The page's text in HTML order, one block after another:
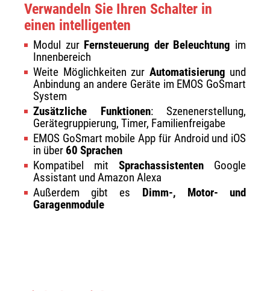
Verwandeln Sie Ihren Schalter in
einen intelligenten
Modul zur Fernsteuerung der Beleuchtung im
Innenbereich
Weite Möglichkeiten zur Automatisierung und
Anbindung an andere Geräte im EMOS GoSmart
System
Zusätzliche Funktionen: Szenenerstellung,
Gerätegruppierung, Timer, Familienfreigabe
EMOS GoSmart mobile App für Android und iOS
in über 60 Sprachen
Kompatibel mit Sprachassistenten Google
Assistant und Amazon Alexa
Außerdem gibt es
Dimm-, Motor- und
Garagenmodule